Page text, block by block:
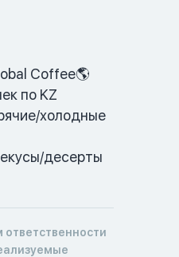
Coffee🌎
по KZ
холодные
десерты